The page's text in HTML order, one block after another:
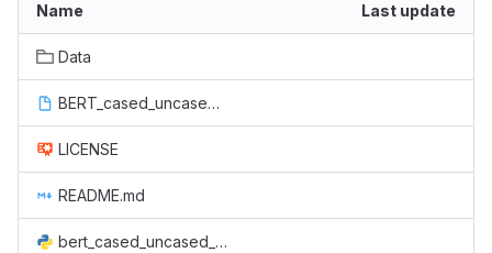
Name Last update
Data
BERT_cased_uncased_Fine_Tuning_Sentence_Classification_Geo_22_06.ipynb
LICENSE
README.md
bert_cased_uncased_fine_tuning_sentence_classification_geo_22_06.py